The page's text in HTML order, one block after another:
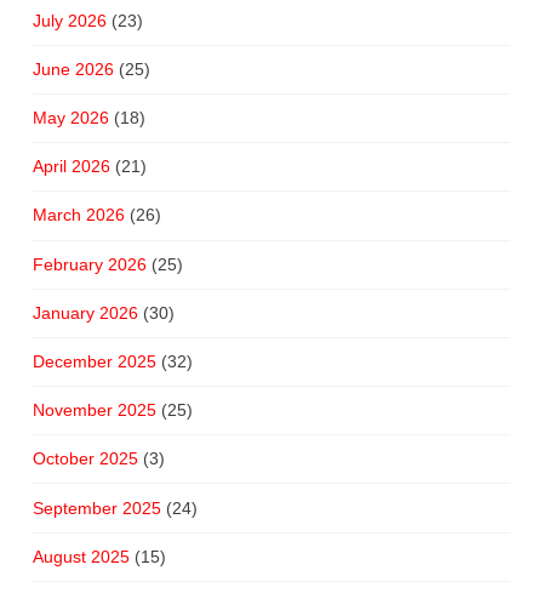
July 2026(23)
June 2026(25)
May 2026(18)
April 2026(21)
March 2026(26)
February 2026(25)
January 2026(30)
December 2025(32)
November 2025(25)
October 2025(3)
September 2025(24)
August 2025(15)